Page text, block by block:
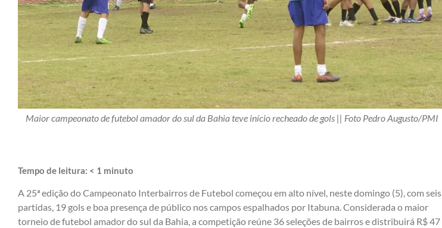
Maior campeonato de futebol amador do sul da Bahia teve início recheado de gols || Foto Pedro Augusto/PMI
Tempo de leitura: < 1 minuto
A 25ª edição do Campeonato Interbairros de Futebol começou em alto nível, neste domingo (5), com seis
partidas, 19 gols e boa presença de público nos campos espalhados por Itabuna. Considerada o maior
torneio de futebol amador do sul da Bahia, a competição reúne 36 seleções de bairros e distribuirá R$ 47